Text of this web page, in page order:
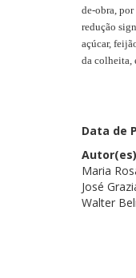
de-obra,
redução
açúcar,
da colheita,
Data de
Maria
José
Walter